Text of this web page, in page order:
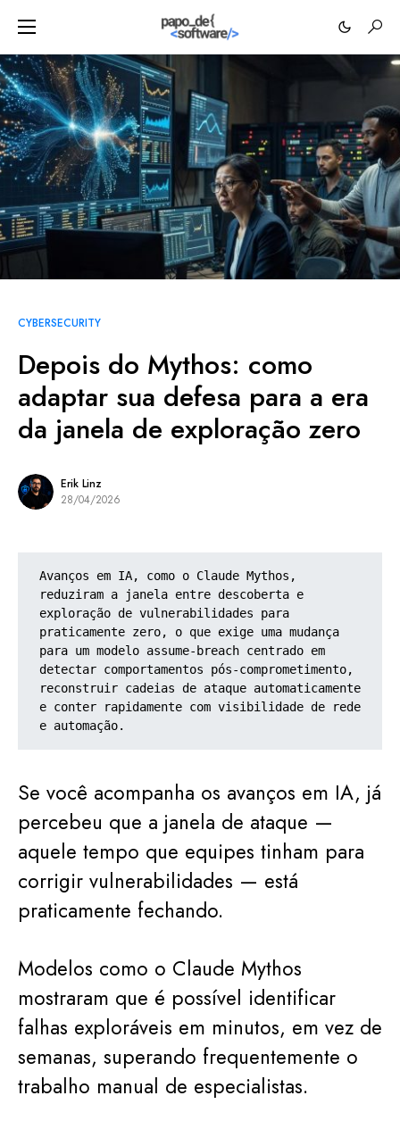
CYBERSECURITY
Depois do Mythos: como
adaptar sua defesa para a era
da janela de exploração zero
Erik Linz
28/04/2026
Avanços em IA, como o Claude Mythos,
reduziram a janela entre descoberta e
exploração de vulnerabilidades para
praticamente zero, o que exige uma mudança
para um modelo assume-breach centrado em
detectar comportamentos pós-comprometimento,
reconstruir cadeias de ataque automaticamente
e conter rapidamente com visibilidade de rede
e automação.
Se você acompanha os avanços em IA, já
percebeu que a janela de ataque —
aquele tempo que equipes tinham para
corrigir vulnerabilidades — está
praticamente fechando.
Modelos como o Claude Mythos
mostraram que é possível identificar
falhas exploráveis em minutos, em vez de
semanas, superando frequentemente o
trabalho manual de especialistas.